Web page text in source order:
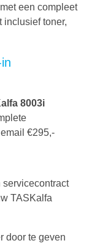
een compleet
inclusief toner,
8003i
€295,-
servicecontract
TASKalfa
door te geven